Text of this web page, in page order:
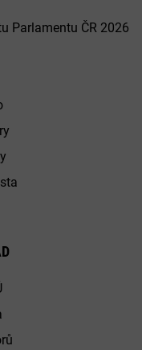
Parlamentu ČR 2026